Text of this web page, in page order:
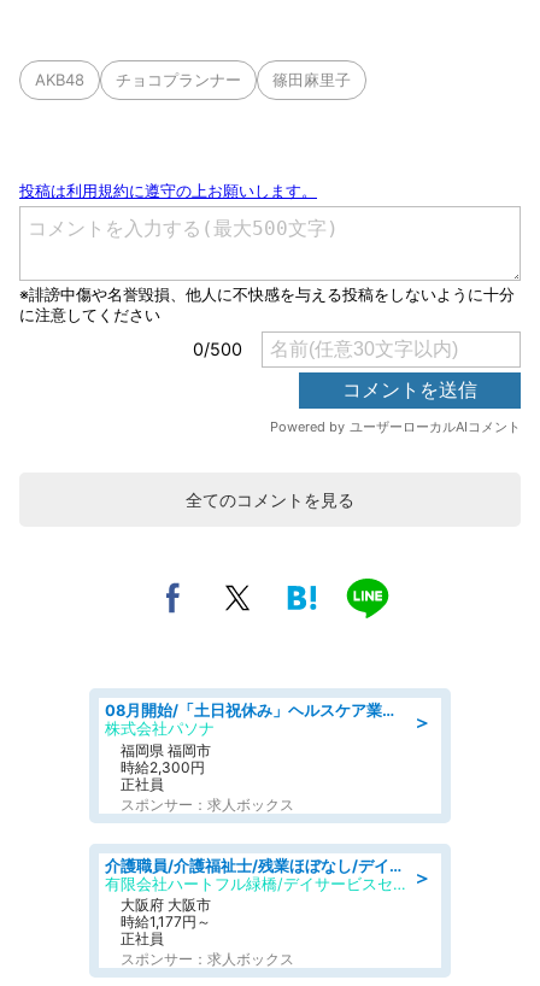
AKB48 チョコプランナー 篠田麻里子
全てのコメントを見る
＞
08月開始/「土日祝休み」ヘルスケア業界の産業保健師/高時給/未経験OK/要資格:保健師、正看護師
株式会社パソナ
福岡県 福岡市
時給2,300円
正社員
スポンサー：求人ボックス
＞
介護職員/介護福祉士/残業ほぼなし/デイサービスの介護士/日勤のみ
有限会社ハートフル緑橋/デイサービスセンター ハートフル東成
大阪府 大阪市
時給1,177円～
正社員
スポンサー：求人ボックス